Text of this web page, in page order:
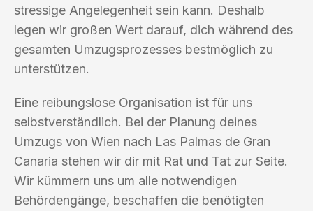
stressige Angelegenheit sein kann. Deshalb
legen wir großen Wert darauf, dich während des
gesamten Umzugsprozesses bestmöglich zu
unterstützen.
Eine reibungslose Organisation ist für uns
selbstverständlich. Bei der Planung deines
Umzugs von Wien nach Las Palmas de Gran
Canaria stehen wir dir mit Rat und Tat zur Seite.
Wir kümmern uns um alle notwendigen
Behördengänge, beschaffen die benötigten